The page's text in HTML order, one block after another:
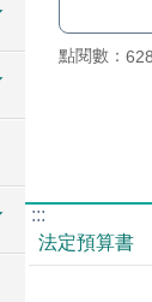
點閱數：
:::
法定預算書